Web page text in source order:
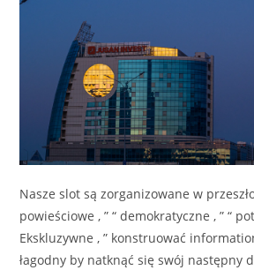
Nasze slot są zorganizowane w
powieściowe , ” “ demokratyczne , ” “ pot
Ekskluzywne , ” konstruować
łagodny by natknąć się swój następny